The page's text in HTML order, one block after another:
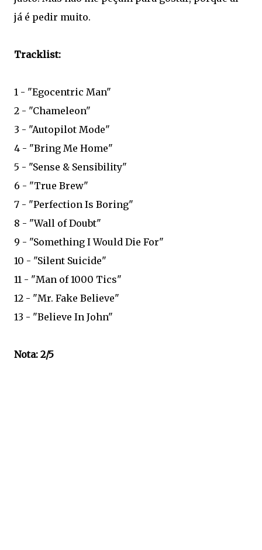
já é pedir muito.
Tracklist:
1 - "Egocentric Man"
2 - "Chameleon"
3 - "Autopilot Mode"
4 - "Bring Me Home"
5 - "Sense & Sensibility"
6 - "True Brew"
7 - "Perfection Is Boring"
8 - "Wall of Doubt"
9 - "Something I Would Die For"
10 - "Silent Suicide"
11 - "Man of 1000 Tics"
12 - "Mr. Fake Believe"
13 - "Believe In John"
Nota: 2/5